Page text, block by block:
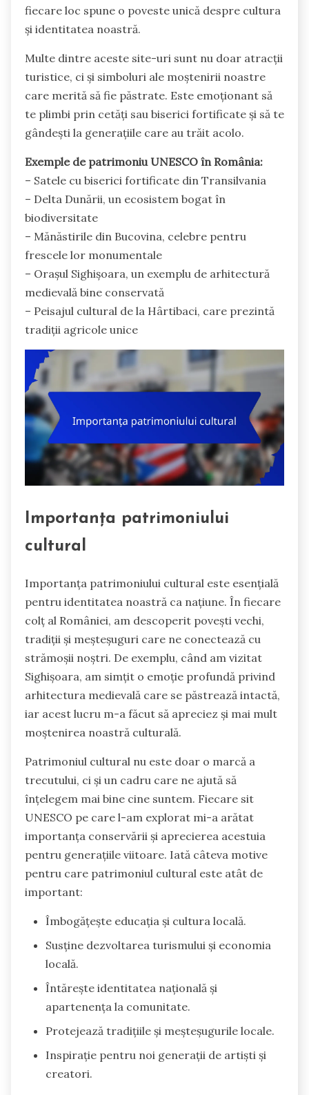
fiecare loc spune o poveste unică despre cultura
și identitatea noastră.
Multe dintre aceste site-uri sunt nu doar atracții
turistice, ci și simboluri ale moștenirii noastre
care merită să fie păstrate. Este emoționant să
te plimbi prin cetăți sau biserici fortificate și să te
gândești la generațiile care au trăit acolo.
Exemple de patrimoniu UNESCO în România:
– Satele cu biserici fortificate din Transilvania
– Delta Dunării, un ecosistem bogat în
biodiversitate
– Mănăstirile din Bucovina, celebre pentru
frescele lor monumentale
– Orașul Sighișoara, un exemplu de arhitectură
medievală bine conservată
– Peisajul cultural de la Hârtibaci, care prezintă
tradiții agricole unice
Importanța patrimoniului
cultural
Importanța patrimoniului cultural este esențială
pentru identitatea noastră ca națiune. În fiecare
colț al României, am descoperit povești vechi,
tradiții și meșteșuguri care ne conectează cu
strămoșii noștri. De exemplu, când am vizitat
Sighișoara, am simțit o emoție profundă privind
arhitectura medievală care se păstrează intactă,
iar acest lucru m-a făcut să apreciez și mai mult
moștenirea noastră culturală.
Patrimoniul cultural nu este doar o marcă a
trecutului, ci și un cadru care ne ajută să
înțelegem mai bine cine suntem. Fiecare sit
UNESCO pe care l-am explorat mi-a arătat
importanța conservării și aprecierea acestuia
pentru generațiile viitoare. Iată câteva motive
pentru care patrimoniul cultural este atât de
important:
Îmbogățește educația și cultura locală.
Susține dezvoltarea turismului și economia
locală.
Întărește identitatea națională și
apartenența la comunitate.
Protejează tradițiile și meșteșugurile locale.
Inspirație pentru noi generații de artiști și
creatori.